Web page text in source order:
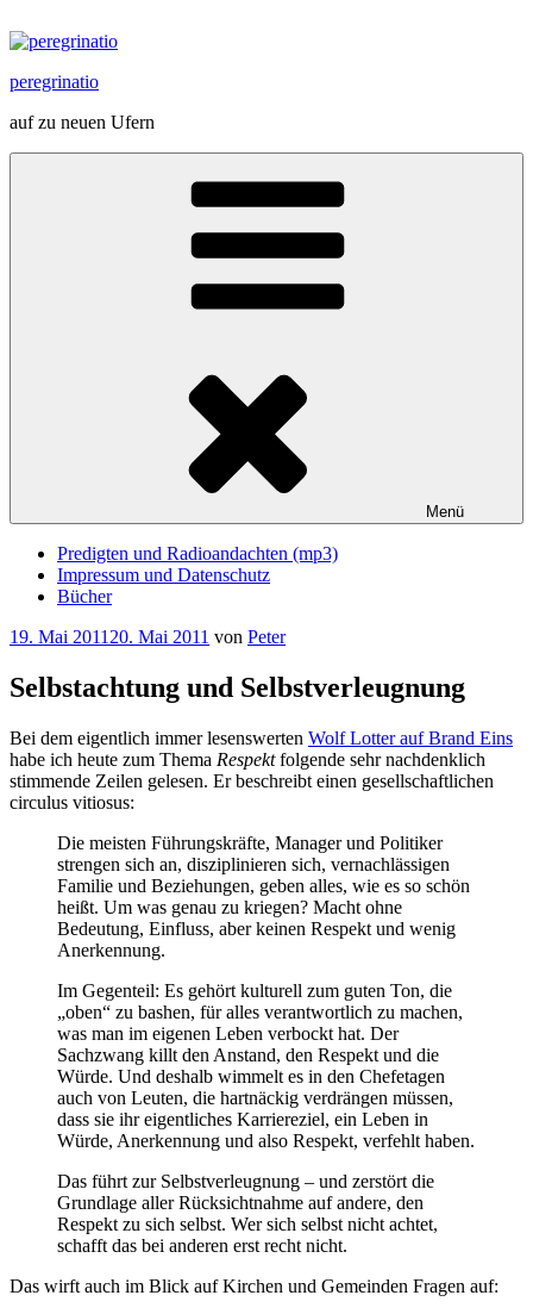
Inhalt
peregrinatio
auf zu neuen Ufern
Menü
Predigten und Radioandachten (mp3)
Impressum und Datenschutz
Bücher
Veröffentlicht
19. Mai 2011 20. Mai 2011 von Peter
Selbstachtung und Selbstverleugnung
Bei dem eigentlich immer lesenswerten Wolf Lotter auf Brand Eins
habe ich heute zum Thema Respektfolgende sehr nachdenklich
stimmende Zeilen gelesen. Er beschreibt einen gesellschaftlichen
circulus vitiosus:
Die meisten Führungskräfte, Manager und Politiker
strengen sich an, disziplinieren sich, vernachlässigen
Familie und Beziehungen, geben alles, wie es so schön
heißt. Um was genau zu kriegen? Macht ohne
Bedeutung, Einfluss, aber keinen Respekt und wenig
Anerkennung.
Im Gegenteil: Es gehört kulturell zum guten Ton, die
„oben“ zu bashen, für alles verantwortlich zu machen,
was man im eigenen Leben verbockt hat. Der
Sachzwang killt den Anstand, den Respekt und die
Würde. Und deshalb wimmelt es in den Chefetagen
auch von Leuten, die hartnäckig verdrängen müssen,
dass sie ihr eigentliches Karriereziel, ein Leben in
Würde, Anerkennung und also Respekt, verfehlt haben.
Das führt zur Selbstverleugnung – und zerstört die
Grundlage aller Rücksichtnahme auf andere, den
Respekt zu sich selbst. Wer sich selbst nicht achtet,
schafft das bei anderen erst recht nicht.
Das wirft auch im Blick auf Kirchen und Gemeinden Fragen auf: